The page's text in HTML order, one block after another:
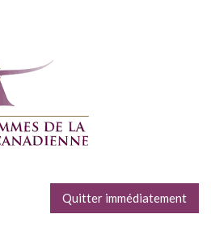
Quitter immédiatement